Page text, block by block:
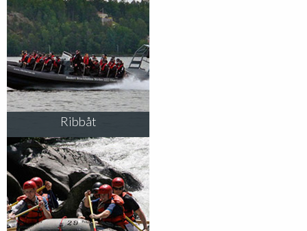
Ribbåt